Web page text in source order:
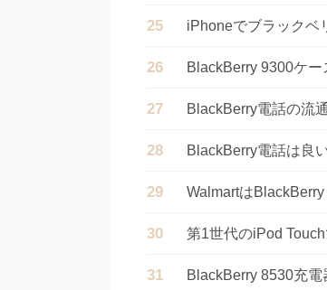
iPhoneでブラックベ
BlackBerry 9300ケ
BlackBerry電話の流
BlackBerry電話は良
Walmartは
第1世代のiPod
BlackBerry 8530充